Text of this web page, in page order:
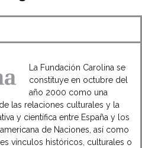
La Fundación Carolina se
constituye en octubre del
año 2000 como una
las relaciones culturales y la
y científica entre España y los
de Naciones, así como
vínculos históricos, culturales o